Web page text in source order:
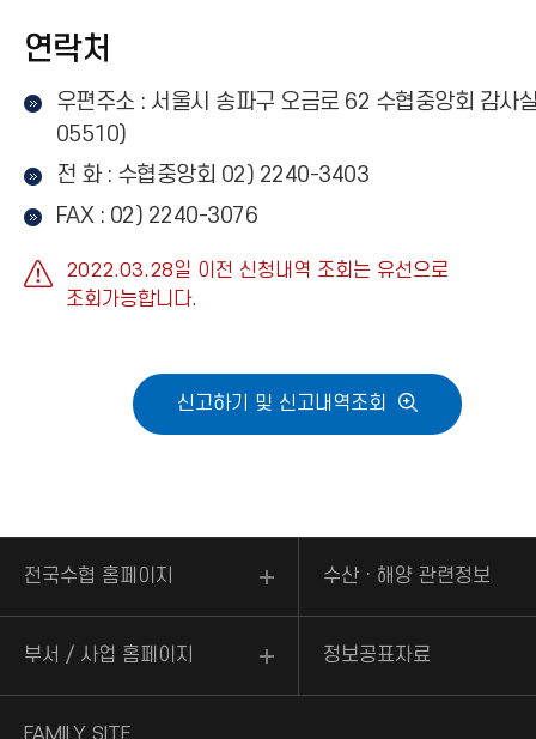
연락처
우편주소 : 서울시 송파구 오금로 62 수협중앙회 감사
05510)
전 화 : 수협중앙회 02) 2240-3403
FAX : 02) 2240-3076
2022.03.28일 이전 신청내역 조회는 유선으로
조회가능합니다.
신고하기 및 신고내역조회
전국수협 홈페이지 수산ㆍ해양 관련정보
부서 / 사업 홈페이지 정보공표자료
FAMILY SITE